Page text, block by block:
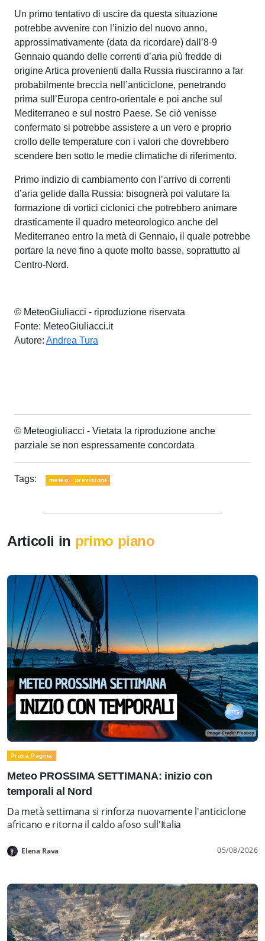
Un primo tentativo di uscire da questa situazione
potrebbe avvenire con l’inizio del nuovo anno,
approssimativamente (data da ricordare) dall’8-9
Gennaio quando delle correnti d’aria più fredde di
origine Artica provenienti dalla Russia riusciranno a far
probabilmente breccia nell’anticiclone, penetrando
prima sull’Europa centro-orientale e poi anche sul
Mediterraneo e sul nostro Paese. Se ciò venisse
confermato si potrebbe assistere a un vero e proprio
crollo delle temperature con i valori che dovrebbero
scendere ben sotto le medie climatiche di riferimento.
Primo indizio di cambiamento con l’arrivo di correnti
d’aria gelide dalla Russia: bisognerà poi valutare la
formazione di vortici ciclonici che potrebbero animare
drasticamente il quadro meteorologico anche del
Mediterraneo entro la metà di Gennaio, il quale potrebbe
portare la neve fino a quote molto basse, soprattutto al
Centro-Nord.
© MeteoGiuliacci - riproduzione riservata
Fonte: MeteoGiuliacci.it
Autore: Andrea Tura
© Meteogiuliacci - Vietata la riproduzione anche
parziale se non espressamente concordata
Tags: meteo previsioni
Articoli in primo piano
Prima Pagina
Meteo PROSSIMA SETTIMANA: inizio con
temporali al Nord
Da metà settimana si rinforza nuovamente l'anticiclone
africano e ritorna il caldo afoso sull'Italia
Elena Rava 05/08/2026